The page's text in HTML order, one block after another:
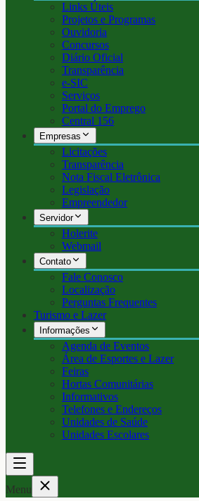
Links Úteis
Projetos e Programas
Ouvidoria
Concursos
Diário Oficial
Transparência
e-SIC
Serviços
Portal do Emprego
Central 156
Empresas
Licitações
Transparência
Nota Fiscal Eletrônica
Legislação
Empreendedor
Servidor
Holerite
Webmail
Contato
Fale Conosco
Localização
Perguntas Frequentes
Turismo e Lazer
Informações
Agenda de Eventos
Área de Esportes e Lazer
Feiras
Hortas Comunitárias
Informativos
Telefones e Endereços
Unidades de Saúde
Unidades Escolares
Menu